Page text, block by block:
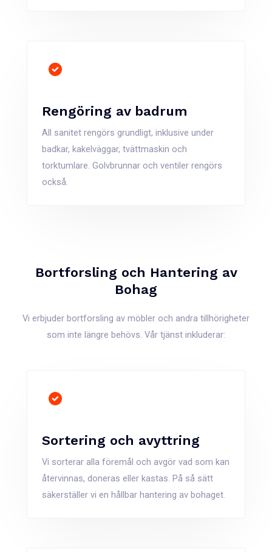
Rengöring av badrum
All sanitet rengörs grundligt, inklusive under
badkar, kakelväggar, tvättmaskin och
torktumlare. Golvbrunnar och ventiler rengörs
också​.
Bortforsling och Hantering av
Bohag
Vi erbjuder bortforsling av möbler och andra tillhörigheter
som inte längre behövs. Vår tjänst inkluderar:
Sortering och avyttring
Vi sorterar alla föremål och avgör vad som kan
återvinnas, doneras eller kastas. På så sätt
säkerställer vi en hållbar hantering av bohaget.